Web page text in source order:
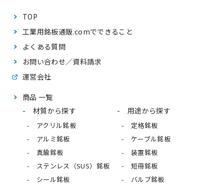
TOP
工業用銘板通販.comでできること
よくある質問
お問い合わせ／資料請求
運営会社
商品 一覧
材質から探す
アクリル銘板
アルミ銘板
真鍮銘板
ステンレス（SUS）銘板
シール銘板
用途から探す
定格銘板
ケーブル銘板
装置銘板
短冊銘板
バルブ銘板